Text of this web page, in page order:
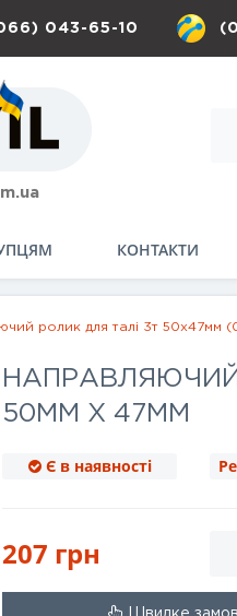
043-65-10
КОНТАКТИ
ролик для талі 3т 50x47мм
НАПРАВЛЯЮЧИЙ
50ММ Х 47ММ
Є в наявності
207 грн